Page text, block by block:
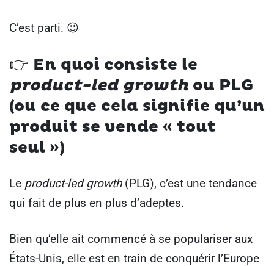
C’est parti. 😉
👉 En quoi consiste le
product-led growth ou PLG
(ou ce que cela signifie qu’un
produit se vende « tout
seul »)
Le product-led growth (PLG), c’est une tendance
qui fait de plus en plus d’adeptes.
Bien qu’elle ait commencé à se populariser aux
États-Unis, elle est en train de conquérir l’Europe